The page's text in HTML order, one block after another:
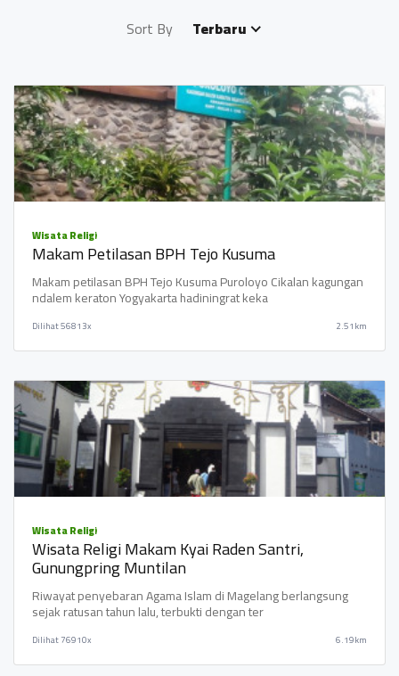
Sort By Terbaru
Wisata Religi
Makam Petilasan BPH Tejo Kusuma
Makam petilasan BPH Tejo Kusuma Puroloyo Cikalan kagungan
ndalem keraton Yogyakarta hadiningrat keka
Dilihat56813x 2.51km
Wisata Religi
Wisata Religi Makam Kyai Raden Santri,
Gunungpring Muntilan
Riwayat penyebaran Agama Islam di Magelang berlangsung
sejak ratusan tahun lalu, terbukti dengan ter
Dilihat76910x 6.19km